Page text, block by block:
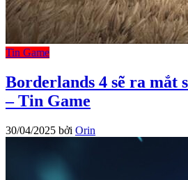
Tin Game
Borderlands 4 sẽ ra mắt
– Tin Game
30/04/2025 bởi Orin